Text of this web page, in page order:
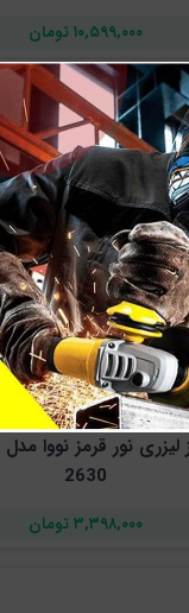
۱۰,۵۹۹,۰۰۰ تومان
2630
۳,۳۹۸,۰۰۰ تومان